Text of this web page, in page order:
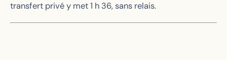
transfert privé y met 1 h 36, sans relais.